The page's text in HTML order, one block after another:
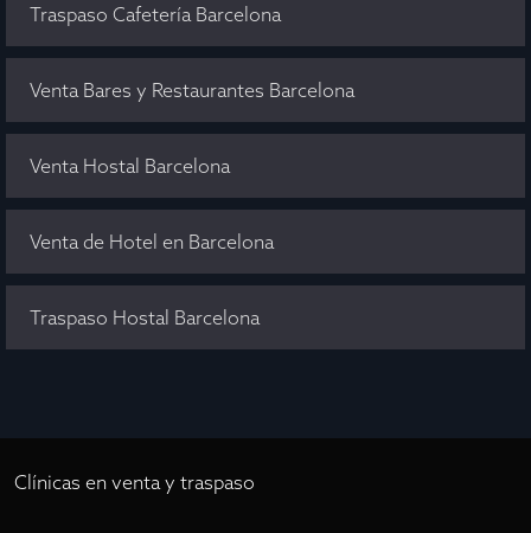
Traspaso Cafetería Barcelona
Venta Bares y Restaurantes Barcelona
Venta Hostal Barcelona
Venta de Hotel en Barcelona
Traspaso Hostal Barcelona
Clínicas en venta y traspaso